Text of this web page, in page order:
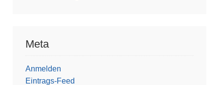
Meta
Anmelden
Eintrags-Feed